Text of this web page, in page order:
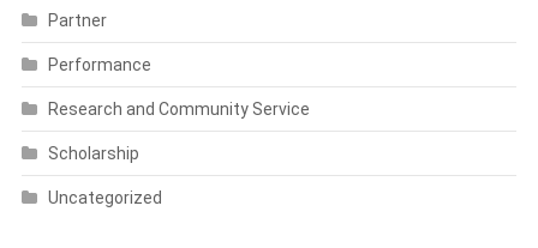
Partner
Performance
Research and Community Service
Scholarship
Uncategorized